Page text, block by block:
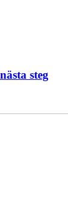
steg